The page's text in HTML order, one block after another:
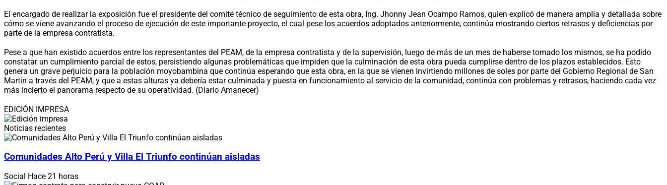
El encargado de realizar la exposición fue el presidente del comité técnico de seguimiento de esta obra, Ing. Jhonny Jean Ocampo Ramos, quien explicó de manera amplia y detallada sobre
cómo se viene avanzando el proceso de ejecución de este importante proyecto, el cual pese los acuerdos adoptados anteriormente, continúa mostrando ciertos retrasos y deficiencias por
parte de la empresa contratista.
Pese a que han existido acuerdos entre los representantes del PEAM, de la empresa contratista y de la supervisión, luego de más de un mes de haberse tomado los mismos, se ha podido
constatar un cumplimiento parcial de estos, persistiendo algunas problemáticas que impiden que la culminación de esta obra pueda cumplirse dentro de los plazos establecidos. Esto
genera un grave perjuicio para la población moyobambina que continúa esperando que esta obra, en la que se vienen invirtiendo millones de soles por parte del Gobierno Regional de San
Martín a través del PEAM, y que a estas alturas ya debería estar culminada y puesta en funcionamiento al servicio de la comunidad, continúa con problemas y retrasos, haciendo cada vez
más incierto el panorama respecto de su operatividad. (Diario Amanecer)
EDICIÓN IMPRESA
Noticias recientes
Comunidades Alto Perú y Villa El Triunfo continúan aisladas
Social Hace 21 horas